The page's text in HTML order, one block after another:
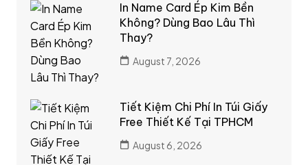
In Name Card Ép Kim Bền
Không? Dùng Bao Lâu Thì
Thay?
August 7, 2026
Tiết Kiệm Chi Phí In Túi Giấy
Free Thiết Kế Tại TPHCM
August 6, 2026